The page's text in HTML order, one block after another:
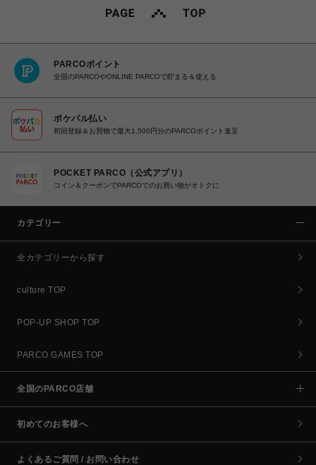
PARCOポイント
全国のPARCOやONLINE PARCOで貯まる＆使える
ポケパル払い
初回登録＆お買物で最大1,500円分のPARCOポイント進呈
POCKET PARCO（公式アプリ）
コイン＆クーポンでPARCOでのお買い物がオトクに
カテゴリー
全カテゴリーから探す
culture TOP
POP-UP SHOP TOP
PARCO GAMES TOP
全国のPARCO店舗
初めてのお客様へ
よくあるご質問 / お問い合わせ